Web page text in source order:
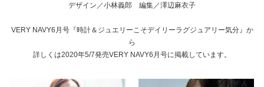
デザイン／小林義郎 編集／澤辺麻衣子
VERY NAVY6月号『時計＆ジュエリーこそデイリーラグジュアリー気分』か
ら
詳しくは2020年5/7発売VERY NAVY6月号に掲載しています。